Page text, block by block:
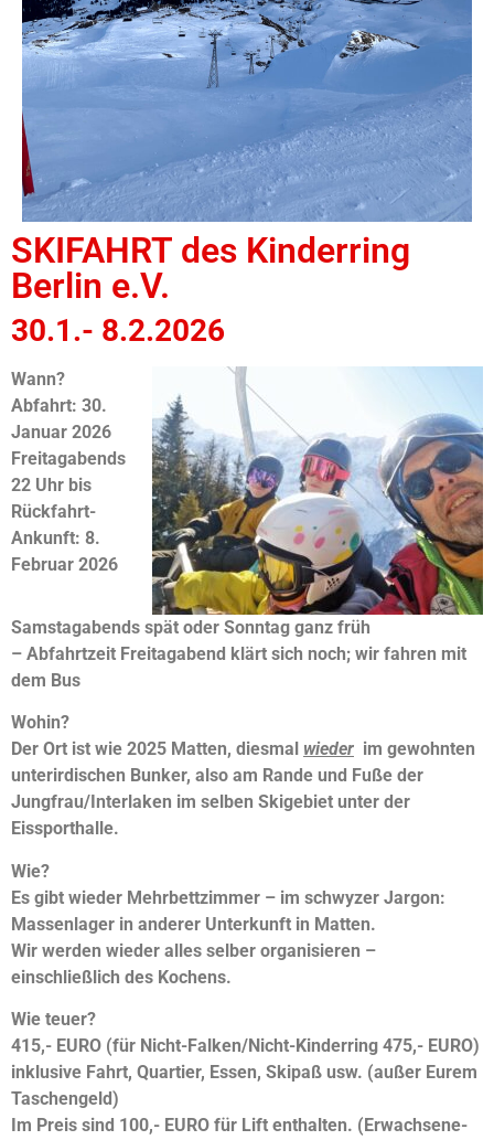
SKIFAHRT des Kinderring
Berlin e.V.
30.1.- 8.2.2026
Wann?
Abfahrt: 30.
Januar 2026
Freitagabends
22 Uhr bis
Rückfahrt-
Ankunft: 8.
Februar 2026
Samstagabends spät oder Sonntag ganz früh
– Abfahrtzeit Freitagabend klärt sich noch; wir fahren mit
dem Bus
Wohin?
Der Ort ist wie 2025 Matten, diesmal wieder im gewohnten
unterirdischen Bunker, also am Rande und Fuße der
Jungfrau/Interlaken im selben Skigebiet unter der
Eissporthalle.
Wie?
Es gibt wieder Mehrbettzimmer – im schwyzer Jargon:
Massenlager in anderer Unterkunft in Matten.
Wir werden wieder alles selber organisieren –
einschließlich des Kochens.
Wie teuer?
415,- EURO (für Nicht-Falken/Nicht-Kinderring 475,- EURO)
inklusive Fahrt, Quartier, Essen, Skipaß usw. (außer Eurem
Taschengeld)
Im Preis sind 100,- EURO für Lift enthalten. (Erwachsene-